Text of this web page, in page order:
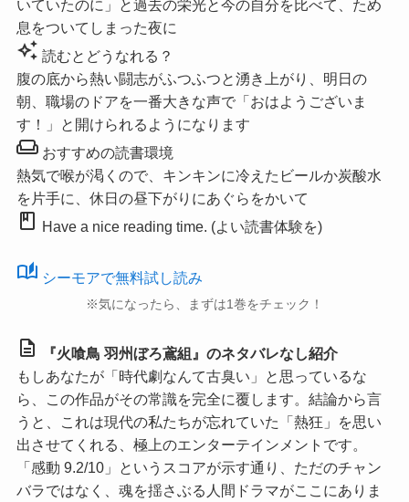
いていたのに」と過去の栄光と今の自分を比べて、ため
息をついてしまった夜に
auto_awesome 読むとどうなれる？
腹の底から熱い闘志がふつふつと湧き上がり、明日の
朝、職場のドアを一番大きな声で「おはようございま
す！」と開けられるようになります
weekendおすすめの読書環境
熱気で喉が渇くので、キンキンに冷えたビールか炭酸水
を片手に、休日の昼下がりにあぐらをかいて
book Have a nice reading time. (よい読書体験を)
auto_stories シーモアで無料試し読み
※気になったら、まずは1巻をチェック！
description
『火喰鳥 羽州ぼろ鳶組』のネタバレなし紹介
もしあなたが「時代劇なんて古臭い」と思っているな
ら、この作品がその常識を完全に覆します。結論から言
うと、これは現代の私たちが忘れていた「熱狂」を思い
出させてくれる、極上のエンターテインメントです。
「感動 9.2/10」
というスコアが示す通り、ただのチャン
バラではなく、魂を揺さぶる人間ドラマがここにありま